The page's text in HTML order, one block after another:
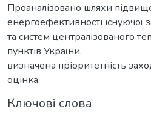
Проаналізовано шляхи
енергоефективності існуючої
та систем централізованого
пунктів України,
визначена пріоритетність
оцінка.
Ключові слова